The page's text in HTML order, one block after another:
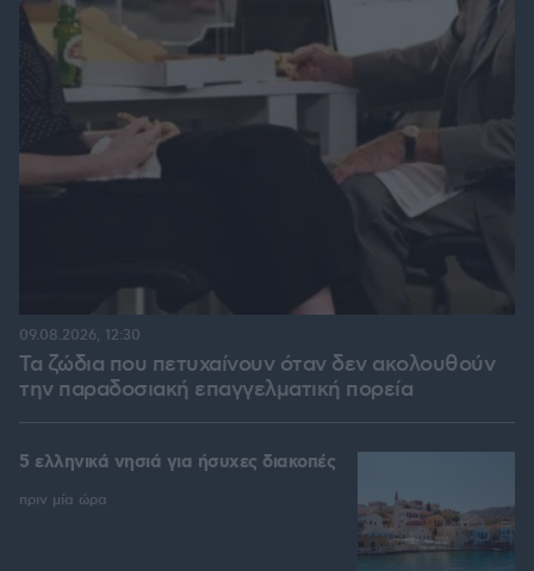
Τα ζώδια που πετυχαίνουν όταν δεν ακολουθούν
την παραδοσιακή επαγγελματική πορεία
09.08.2026, 12:30
5 ελληνικά νησιά για ήσυχες διακοπές
πριν μία ώρα